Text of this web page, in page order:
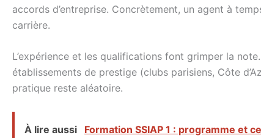
accords d’entreprise. Concrètement, un agent à
carrière.
L’expérience et les qualifications font grimper la
établissements de prestige (clubs parisiens, Côte
pratique reste aléatoire.
À lire aussi Formation SSIAP 1 : programme et